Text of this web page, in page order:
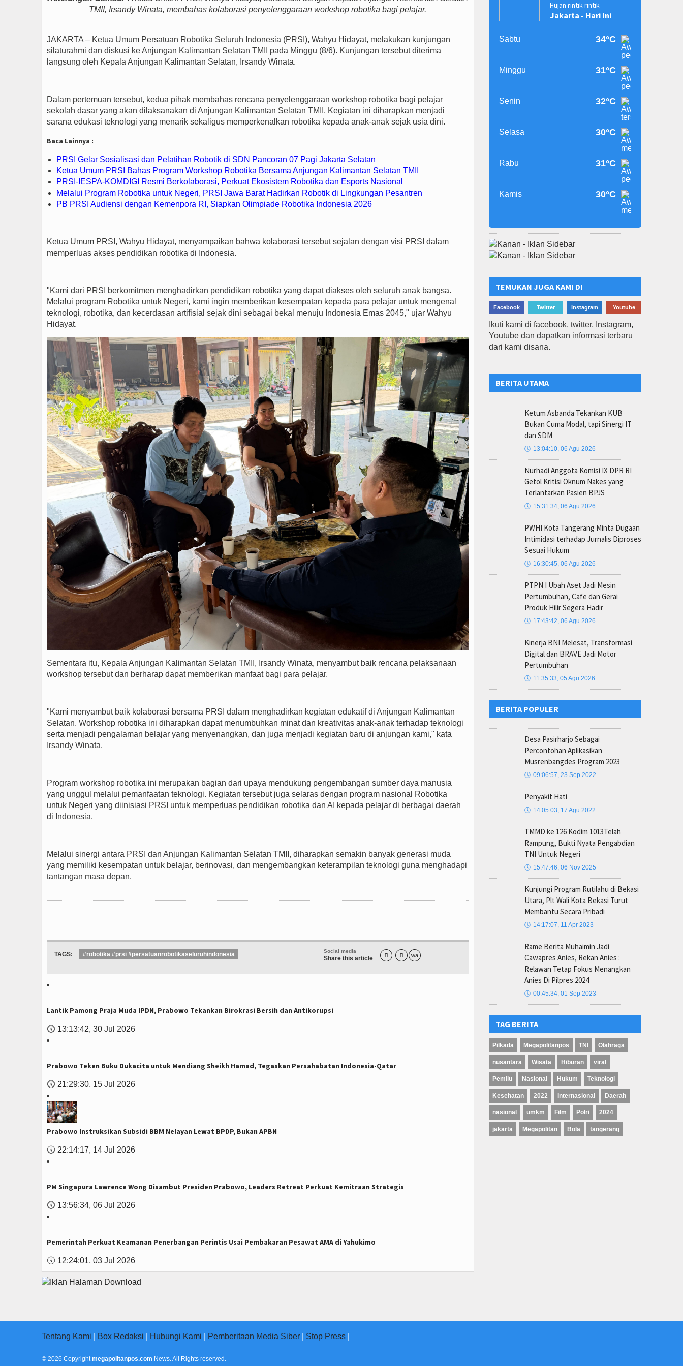
TMII, Irsandy Winata, membahas kolaborasi penyelenggaraan workshop robotika bagi pelajar.
JAKARTA – Ketua Umum Persatuan Robotika Seluruh Indonesia (PRSI), Wahyu Hidayat, melakukan kunjungan
silaturahmi dan diskusi ke Anjungan Kalimantan Selatan TMII pada Minggu (8/6). Kunjungan tersebut diterima
langsung oleh Kepala Anjungan Kalimantan Selatan, Irsandy Winata.
Dalam pertemuan tersebut, kedua pihak membahas rencana penyelenggaraan workshop robotika bagi pelajar
sekolah dasar yang akan dilaksanakan di Anjungan Kalimantan Selatan TMII. Kegiatan ini diharapkan menjadi
sarana edukasi teknologi yang menarik sekaligus memperkenalkan robotika kepada anak-anak sejak usia dini.
Baca Lainnya :
PRSI Gelar Sosialisasi dan Pelatihan Robotik di SDN Pancoran 07 Pagi Jakarta Selatan
Ketua Umum PRSI Bahas Program Workshop Robotika Bersama Anjungan Kalimantan Selatan TMII
PRSI-IESPA-KOMDIGI Resmi Berkolaborasi, Perkuat Ekosistem Robotika dan Esports Nasional
Melalui Program Robotika untuk Negeri, PRSI Jawa Barat Hadirkan Robotik di Lingkungan Pesantren
PB PRSI Audiensi dengan Kemenpora RI, Siapkan Olimpiade Robotika Indonesia 2026
Ketua Umum PRSI, Wahyu Hidayat, menyampaikan bahwa kolaborasi tersebut sejalan dengan visi PRSI dalam
memperluas akses pendidikan robotika di Indonesia.
"Kami dari PRSI berkomitmen menghadirkan pendidikan robotika yang dapat diakses oleh seluruh anak bangsa.
Melalui program Robotika untuk Negeri, kami ingin memberikan kesempatan kepada para pelajar untuk mengenal
teknologi, robotika, dan kecerdasan artifisial sejak dini sebagai bekal menuju Indonesia Emas 2045," ujar Wahyu
Hidayat.
Sementara itu, Kepala Anjungan Kalimantan Selatan TMII, Irsandy Winata, menyambut baik rencana pelaksanaan
workshop tersebut dan berharap dapat memberikan manfaat bagi para pelajar.
"Kami menyambut baik kolaborasi bersama PRSI dalam menghadirkan kegiatan edukatif di Anjungan Kalimantan
Selatan. Workshop robotika ini diharapkan dapat menumbuhkan minat dan kreativitas anak-anak terhadap teknologi
serta menjadi pengalaman belajar yang menyenangkan, dan juga menjadi kegiatan baru di anjungan kami," kata
Irsandy Winata.
Program workshop robotika ini merupakan bagian dari upaya mendukung pengembangan sumber daya manusia
yang unggul melalui pemanfaatan teknologi. Kegiatan tersebut juga selaras dengan program nasional Robotika
untuk Negeri yang diinisiasi PRSI untuk memperluas pendidikan robotika dan AI kepada pelajar di berbagai daerah
di Indonesia.
Melalui sinergi antara PRSI dan Anjungan Kalimantan Selatan TMII, diharapkan semakin banyak generasi muda
yang memiliki kesempatan untuk belajar, berinovasi, dan mengembangkan keterampilan teknologi guna menghadapi
tantangan masa depan.
Social media
Share this article   wa
TAGS: #robotika #prsi #persatuanrobotikaseluruhindonesia
Lantik Pamong Praja Muda IPDN, Prabowo Tekankan Birokrasi Bersih dan Antikorupsi
🕔 13:13:42, 30 Jul 2026
Prabowo Teken Buku Dukacita untuk Mendiang Sheikh Hamad, Tegaskan Persahabatan Indonesia-Qatar
🕔 21:29:30, 15 Jul 2026
Prabowo Instruksikan Subsidi BBM Nelayan Lewat BPDP, Bukan APBN
🕔 22:14:17, 14 Jul 2026
PM Singapura Lawrence Wong Disambut Presiden Prabowo, Leaders Retreat Perkuat Kemitraan Strategis
🕔 13:56:34, 06 Jul 2026
Pemerintah Perkuat Keamanan Penerbangan Perintis Usai Pembakaran Pesawat AMA di Yahukimo
🕔 12:24:01, 03 Jul 2026
Hujan rintik-rintik
Jakarta - Hari Ini
Sabtu 34°C
Minggu 31°C
Senin 32°C
Selasa 30°C
Rabu 31°C
Kamis 30°C
TEMUKAN JUGA KAMI DI
Facebook Twitter Instagram Youtube
Ikuti kami di facebook, twitter, Instagram,
Youtube dan dapatkan informasi terbaru
dari kami disana.
BERITA UTAMA
Ketum Asbanda Tekankan KUB
Bukan Cuma Modal, tapi Sinergi IT
dan SDM
🕔 13:04:10, 06 Agu 2026
Nurhadi Anggota Komisi IX DPR RI
Getol Kritisi Oknum Nakes yang
Terlantarkan Pasien BPJS
🕔 15:31:34, 06 Agu 2026
PWHI Kota Tangerang Minta Dugaan
Intimidasi terhadap Jurnalis Diproses
Sesuai Hukum
🕔 16:30:45, 06 Agu 2026
PTPN I Ubah Aset Jadi Mesin
Pertumbuhan, Cafe dan Gerai
Produk Hilir Segera Hadir
🕔 17:43:42, 06 Agu 2026
Kinerja BNI Melesat, Transformasi
Digital dan BRAVE Jadi Motor
Pertumbuhan
🕔 11:35:33, 05 Agu 2026
BERITA POPULER
Desa Pasirharjo Sebagai
Percontohan Aplikasikan
Musrenbangdes Program 2023
🕔 09:06:57, 23 Sep 2022
Penyakit Hati
🕔 14:05:03, 17 Agu 2022
TMMD ke 126 Kodim 1013Telah
Rampung, Bukti Nyata Pengabdian
TNI Untuk Negeri
🕔 15:47:46, 06 Nov 2025
Kunjungi Program Rutilahu di Bekasi
Utara, Plt Wali Kota Bekasi Turut
Membantu Secara Pribadi
🕔 14:17:07, 11 Apr 2023
Rame Berita Muhaimin Jadi
Cawapres Anies, Rekan Anies :
Relawan Tetap Fokus Menangkan
Anies Di Pilpres 2024
🕔 00:45:34, 01 Sep 2023
TAG BERITA
Pilkada Megapolitanpos TNI Olahraga
nusantara Wisata Hiburan viral
Pemilu Nasional Hukum Teknologi
Kesehatan 2022 Internasional Daerah
nasional umkm Film Polri 2024
jakarta Megapolitan Bola tangerang
Tentang Kami Box Redaksi Hubungi Kami Pemberitaan Media Siber Stop Press
© 2026 Copyright megapolitanpos.com News. All Rights reserved.